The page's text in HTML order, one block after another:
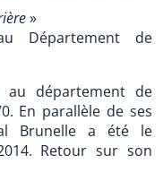
»
Département de
au département de
En parallèle de ses
Brunelle a été le
Retour sur son